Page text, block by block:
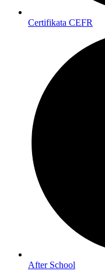
Certifikata CEFR
After School